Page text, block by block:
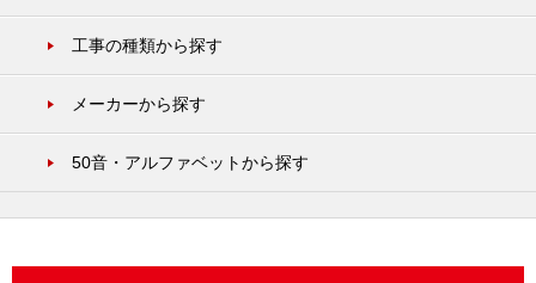
工事の種類から探す
メーカーから探す
50音・アルファベットから探す